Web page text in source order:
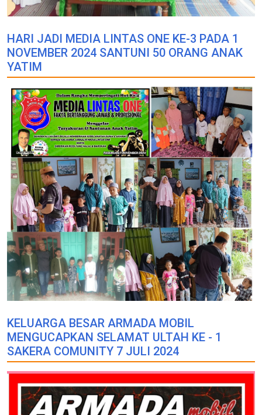
HARI JADI MEDIA LINTAS ONE KE-3 PADA 1
NOVEMBER 2024 SANTUNI 50 ORANG ANAK
YATIM
KELUARGA BESAR ARMADA MOBIL
MENGUCAPKAN SELAMAT ULTAH KE - 1
SAKERA COMUNITY 7 JULI 2024